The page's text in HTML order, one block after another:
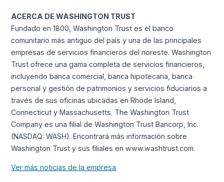
ACERCA DE WASHINGTON TRUST
Fundado en 1800, Washington Trust es el banco
comunitario más antiguo del país y una de las principales
empresas de servicios financieros del noreste. Washington
Trust ofrece una gama completa de servicios financieros,
incluyendo banca comercial, banca hipotecaria, banca
personal y gestión de patrimonios y servicios fiduciarios a
través de sus oficinas ubicadas en Rhode Island,
Connecticut y Massachusetts. The Washington Trust
Company es una filial de Washington Trust Bancorp, Inc.
(NASDAQ: WASH). Encontrará más información sobre
Washington Trust y sus filiales en www.washtrust.com.
Ver más noticias de la empresa